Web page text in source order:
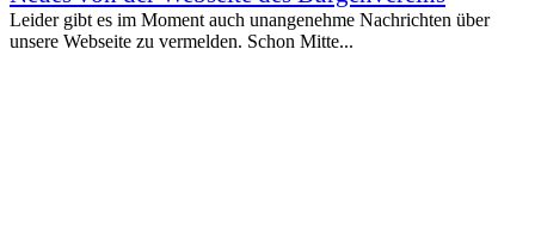
Leider gibt es im Moment auch unangenehme Nachrichten über
unsere Webseite zu vermelden. Schon Mitte...